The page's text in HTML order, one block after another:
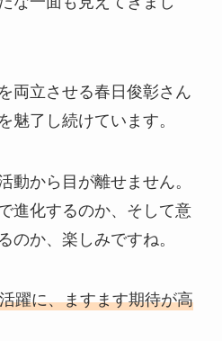
両立させる春日俊彰さん
魅了し続けています。
動から目が離せません。
進化するのか、そして意
のか、楽しみですね。
躍に、ますます期待が高